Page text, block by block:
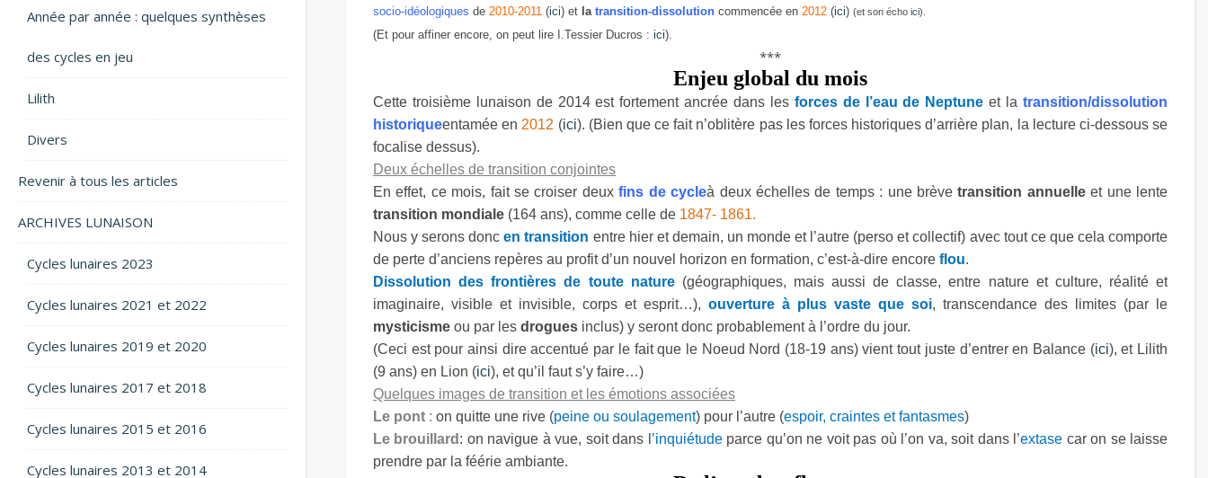
Année par année : quelques synthèses
des cycles en jeu
Lilith
Divers
Revenir à tous les articles
ARCHIVES LUNAISON
Cycles lunaires 2023
Cycles lunaires 2021 et 2022
Cycles lunaires 2019 et 2020
Cycles lunaires 2017 et 2018
Cycles lunaires 2015 et 2016
Cycles lunaires 2013 et 2014
socio-idéologiques de 2010-2011 (ici) et latransition-dissolution commencée en 2012 (ici) (et son écho ici).
(Et pour affiner encore, on peut lire I.Tessier Ducros : ici).
***
Enjeu global du mois
Cette troisième lunaison de 2014 est fortement ancrée dans les forces de l’eau de Neptuneet latransition/dissolution
historiqueentamée en 2012 (ici). (Bien que ce fait n’oblitère pas les forces historiques d’arrière plan, la lecture ci-dessous se
focalise dessus).
Deux échelles de transition conjointes
En effet, ce mois, fait se croiser deuxfins de cycleà deux échelles de temps : une brèvetransition annuelleet une lente
transition mondiale (164 ans), comme celle de 1847- 1861.
Nous y serons doncen transition entre hier et demain, un monde et l’autre (perso et collectif) avec tout ce que cela comporte
de perte d’anciens repères au profit d’un nouvel horizon en formation, c’est-à-dire encore flou.
Dissolution des frontières de toute nature(géographiques, mais aussi de classe, entre nature et culture, réalité et
imaginaire, visible et invisible, corps et esprit…), ouverture à plus vaste que soi, transcendance des limites (par le
mysticisme ou par les drogues inclus) y seront donc probablement à l’ordre du jour.
(Ceci est pour ainsi dire accentué par le fait que le Noeud Nord (18-19 ans) vient tout juste d’entrer en Balance (ici), et Lilith
(9 ans) en Lion (ici), et qu’il faut s’y faire…)
Quelques images de transition et les émotions associées
Le pont : on quitte une rive (peine ou soulagement) pour l’autre (espoir, craintes et fantasmes)
Le brouillard : on navigue à vue, soit dans l ’inquiétudeparce qu’on ne voit pas où l’on va, soit dans l’extase car on se laisse
prendre par la féérie ambiante.